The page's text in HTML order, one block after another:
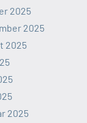
2025
2025
2025
2025